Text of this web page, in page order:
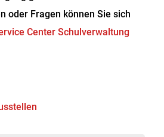
oder Fragen können Sie sich
Center Schulverwaltung